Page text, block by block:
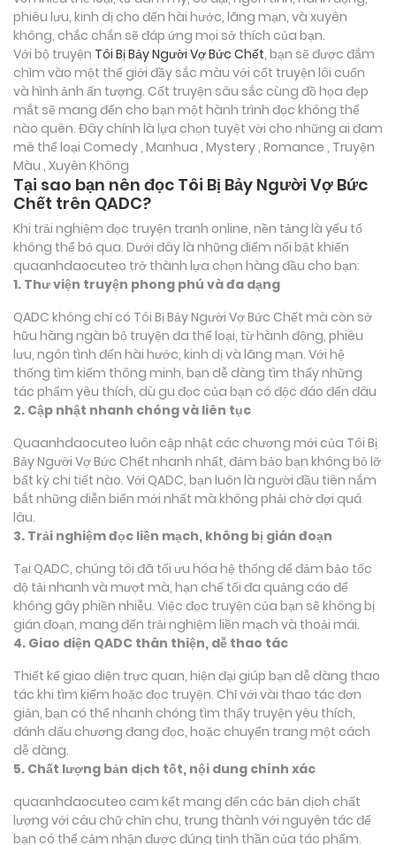
phiêu lưu, kinh dị cho đến hài hước, lãng mạn, và xuyên
không, chắc chắn sẽ đáp ứng mọi sở thích của bạn.
Với bộ truyện Tôi Bị Bảy Người Vợ Bức Chết, bạn sẽ được đắm
chìm vào một thế giới đầy sắc màu với cốt truyện lôi cuốn
và hình ảnh ấn tượng. Cốt truyện sâu sắc cùng đồ họa đẹp
mắt sẽ mang đến cho bạn một hành trình đọc không thể
nào quên. Đây chính là lựa chọn tuyệt vời cho những ai đam
mê thể loại Comedy , Manhua , Mystery , Romance , Truyện
Màu , Xuyên Không
Tại sao bạn nên đọc Tôi Bị Bảy Người Vợ Bức
Chết trên QADC?
Khi trải nghiệm đọc truyện tranh online, nền tảng là yếu tố
không thể bỏ qua. Dưới đây là những điểm nổi bật khiến
quaanhdaocuteo trở thành lựa chọn hàng đầu cho bạn:
1. Thư viện truyện phong phú và đa dạng
QADC không chỉ có Tôi Bị Bảy Người Vợ Bức Chết mà còn sở
hữu hàng ngàn bộ truyện đa thể loại, từ hành động, phiêu
lưu, ngôn tình đến hài hước, kinh dị và lãng mạn. Với hệ
thống tìm kiếm thông minh, bạn dễ dàng tìm thấy những
tác phẩm yêu thích, dù gu đọc của bạn có độc đáo đến đâu
2. Cập nhật nhanh chóng và liên tục
Quaanhdaocuteo luôn cập nhật các chương mới của Tôi Bị
Bảy Người Vợ Bức Chết nhanh nhất, đảm bảo bạn không bỏ lỡ
bất kỳ chi tiết nào. Với QADC, bạn luôn là người đầu tiên nắm
bắt những diễn biến mới nhất mà không phải chờ đợi quá
lâu.
3. Trải nghiệm đọc liền mạch, không bị gián đoạn
Tại QADC, chúng tôi đã tối ưu hóa hệ thống để đảm bảo tốc
độ tải nhanh và mượt mà, hạn chế tối đa quảng cáo để
không gây phiền nhiễu. Việc đọc truyện của bạn sẽ không bị
gián đoạn, mang đến trải nghiệm liền mạch và thoải mái.
4. Giao diện QADC thân thiện, dễ thao tác
Thiết kế giao diện trực quan, hiện đại giúp bạn dễ dàng thao
tác khi tìm kiếm hoặc đọc truyện. Chỉ với vài thao tác đơn
giản, bạn có thể nhanh chóng tìm thấy truyện yêu thích,
đánh dấu chương đang đọc, hoặc chuyển trang một cách
dễ dàng.
5. Chất lượng bản dịch tốt, nội dung chính xác
quaanhdaocuteo cam kết mang đến các bản dịch chất
lượng với câu chữ chỉn chu, trung thành với nguyên tác để
bạn có thể cảm nhận được đúng tinh thần của tác phẩm.